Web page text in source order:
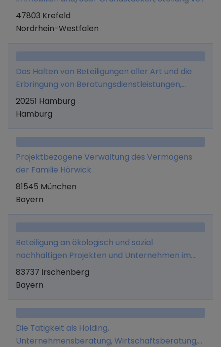
Management- und Beratungsleistungen;
Verwaltungs- und
47803 Krefeld
Nordrhein-Westfalen
Das Halten von Beteiligungen aller Art und die
Erbringung von Beratungsdienstleistungen,
insbesondere im Bereich erneuerbarer Energien,
im eigenen Namen und auf eigene Rechnung.
20251 Hamburg
Hamburg
Projektbezogene Verwaltung des Vermögens
der Familie Hörwick.
81545 München
Bayern
Beteiligung an ökologisch und sozial
nachhaltigen Projekten und Unternehmen im
eigenen Namen und auf eigene Rechnung sowie
die Verwaltung von Marken und Patenten
83737 Irschenberg
Bayern
Die Tätigkeit als Holding,
Unternehmensberatung, Wirtschaftsberatung,